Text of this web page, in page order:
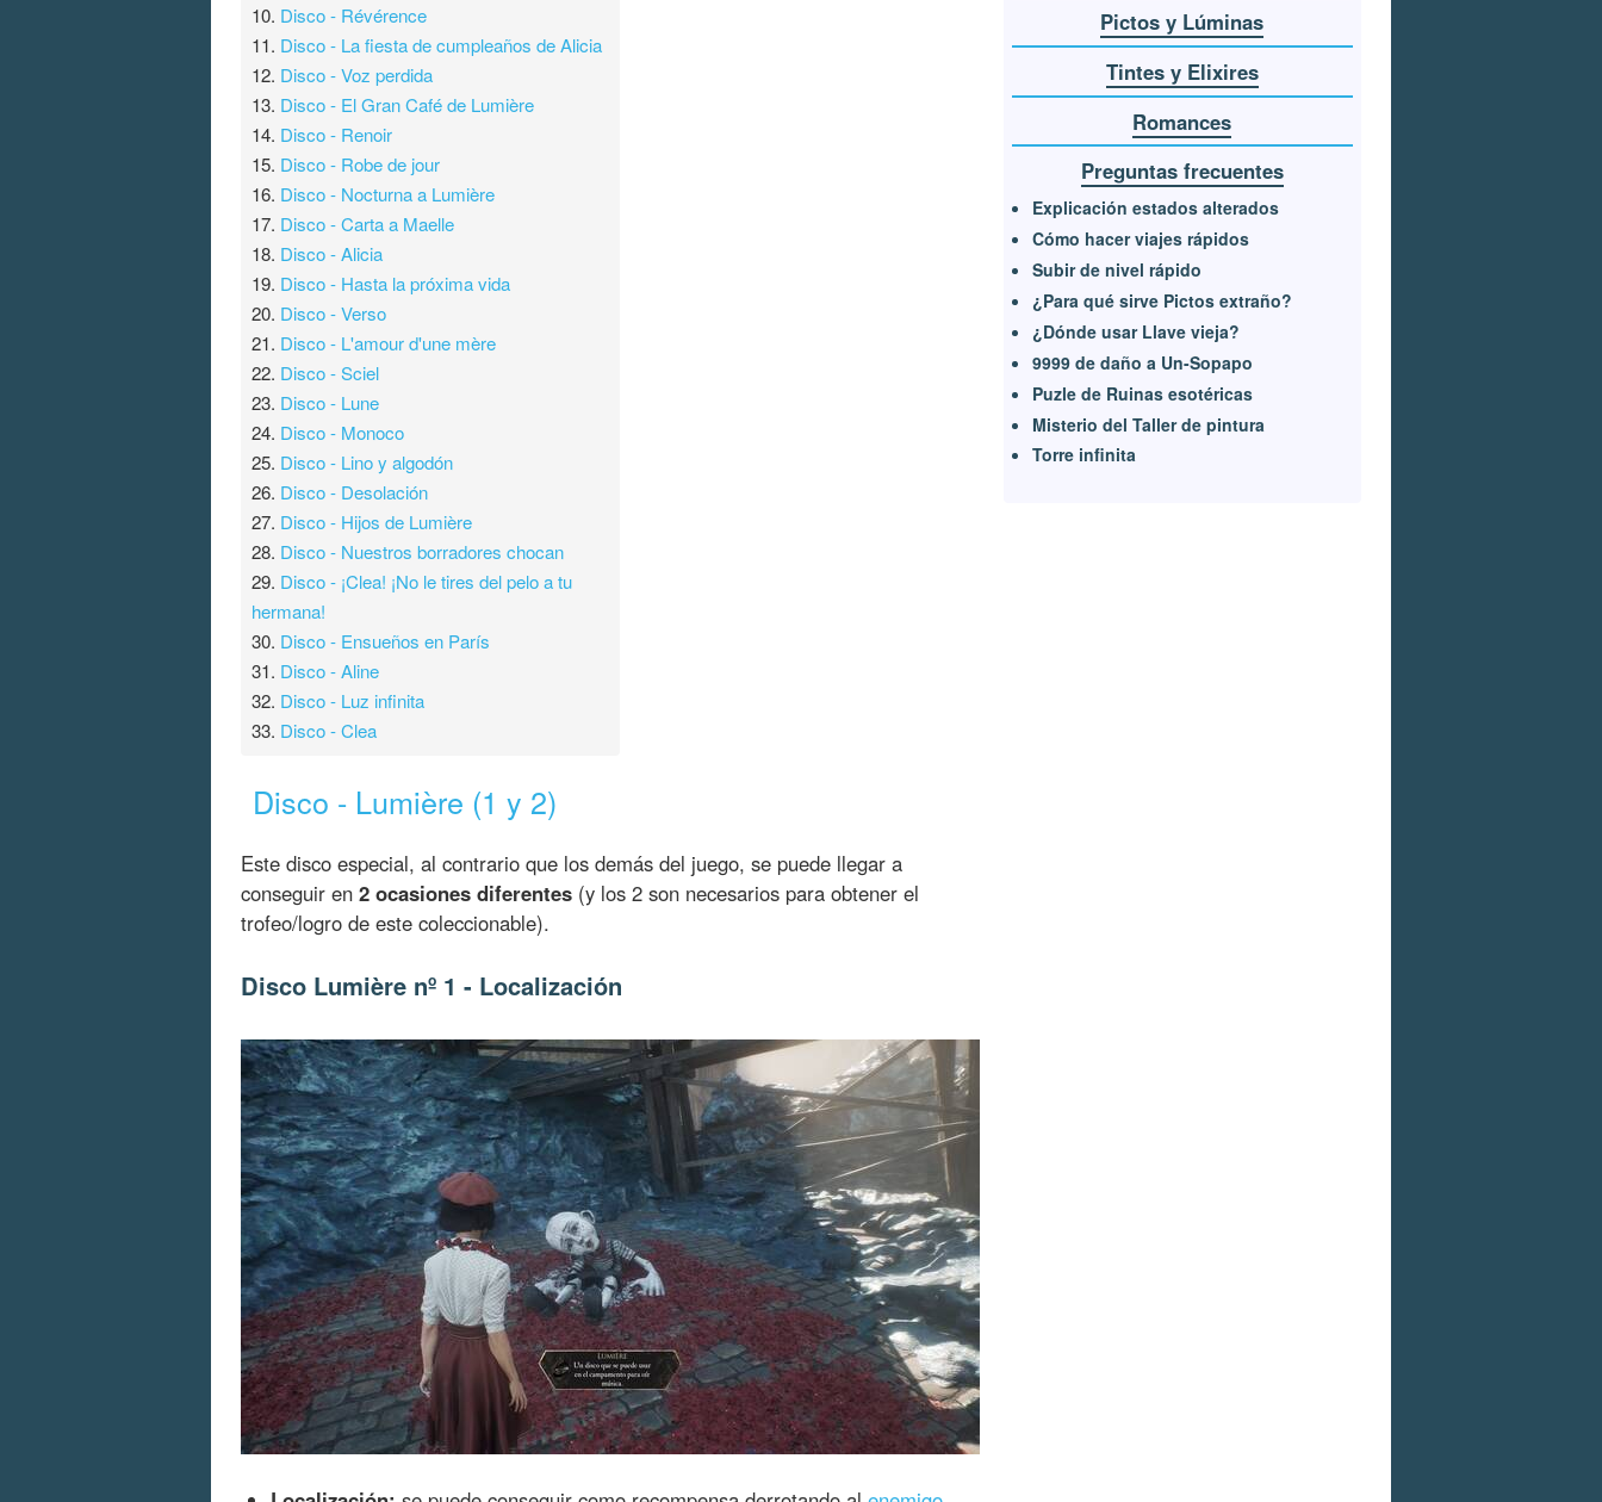
10. Disco - Révérence
11. Disco - La fiesta de cumpleaños de Alicia
12. Disco - Voz perdida
13. Disco - El Gran Café de Lumière
14. Disco - Renoir
15. Disco - Robe de jour
16. Disco - Nocturna a Lumière
17. Disco - Carta a Maelle
18. Disco - Alicia
19. Disco - Hasta la próxima vida
20. Disco - Verso
21. Disco - L'amour d'une mère
22. Disco - Sciel
23. Disco - Lune
24. Disco - Monoco
25. Disco - Lino y algodón
26. Disco - Desolación
27. Disco - Hijos de Lumière
28. Disco - Nuestros borradores chocan
29. Disco - ¡Clea! ¡No le tires del pelo a tu
hermana!
30. Disco - Ensueños en París
31. Disco - Aline
32. Disco - Luz infinita
33. Disco - Clea
Disco - Lumière (1 y 2)
Este disco especial, al contrario que los demás del juego, se puede llegar a
conseguir en 2 ocasiones diferentes (y los 2 son necesarios para obtener el
trofeo/logro de este coleccionable).
Disco Lumière nº 1 - Localización
Pictos y Lúminas
Tintes y Elixires
Romances
Preguntas frecuentes
Explicación estados alterados
Cómo hacer viajes rápidos
Subir de nivel rápido
¿Para qué sirve Pictos extraño?
¿Dónde usar Llave vieja?
9999 de daño a Un-Sopapo
Puzle de Ruinas esotéricas
Misterio del Taller de pintura
Torre infinita